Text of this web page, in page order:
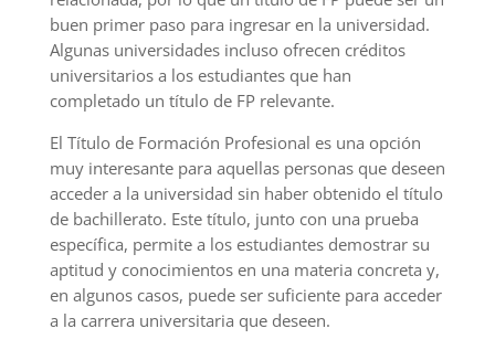
buen primer paso para ingresar en la universidad.
Algunas universidades incluso ofrecen créditos
universitarios a los estudiantes que han
completado un título de FP relevante.
El Título de Formación Profesional es una opción
muy interesante para aquellas personas que deseen
acceder a la universidad sin haber obtenido el título
de bachillerato. Este título, junto con una prueba
específica, permite a los estudiantes demostrar su
aptitud y conocimientos en una materia concreta y,
en algunos casos, puede ser suficiente para acceder
a la carrera universitaria que deseen.